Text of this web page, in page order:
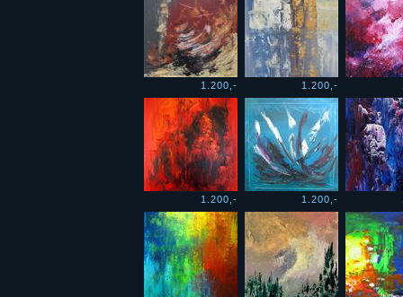
1.200,- 1.200,-
1.200,- 1.200,-